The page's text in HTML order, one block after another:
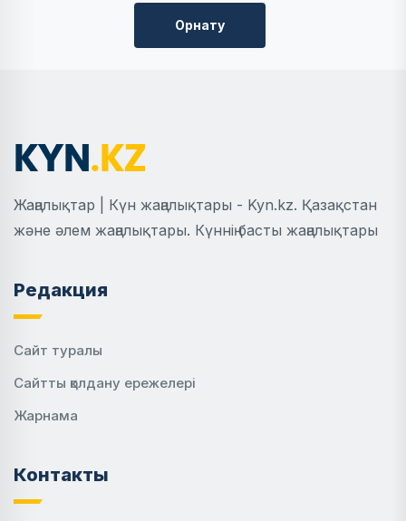
Орнату
Жаңалықтар | Күн жаңалықтары - Kyn.kz. Қазақстан
және әлем жаңалықтары. Күннің басты жаңалықтары
Редакция
Сайт туралы
Сайтты қолдану ережелері
Жарнама
Контакты